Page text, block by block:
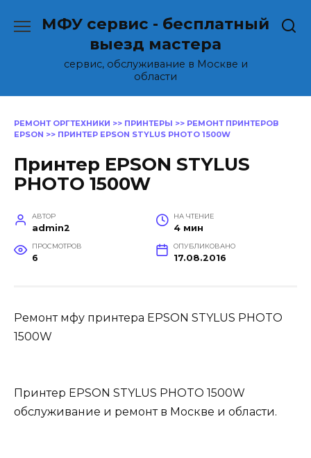
МФУ сервис - бесплатный
выезд мастера
сервис, обслуживание в Москве и
области
РЕМОНТ ОРГТЕХНИКИ >> ПРИНТЕРЫ >> РЕМОНТ ПРИНТЕРОВ
EPSON >> ПРИНТЕР EPSON STYLUS PHOTO 1500W
Принтер EPSON STYLUS
PHOTO 1500W
АВТОР
admin2
НА ЧТЕНИЕ
4 мин
ПРОСМОТРОВ
6
ОПУБЛИКОВАНО
17.08.2016
Ремонт мфу принтера EPSON STYLUS PHOTO
1500W
Принтер EPSON STYLUS PHOTO 1500W
обслуживание и ремонт в Москве и области.